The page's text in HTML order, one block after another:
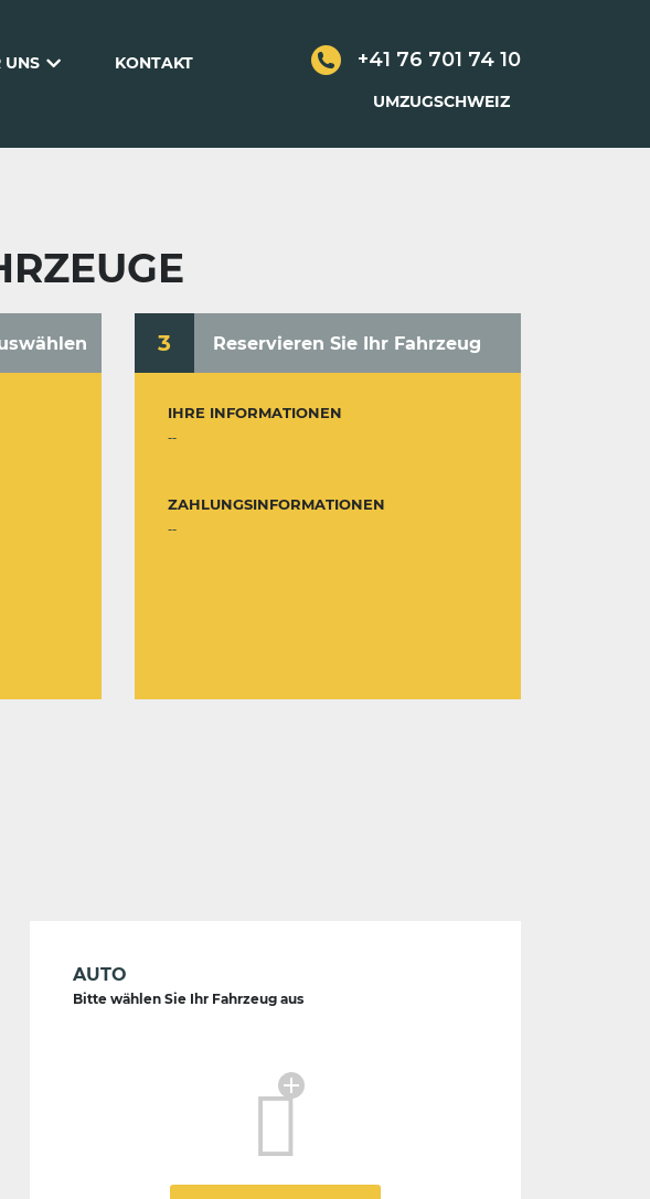
+41 76 701 74 10
UNS
KONTAKT
UMZUGSCHWEIZ
3 Reservieren Sie Ihr Fahrzeug
IHRE INFORMATIONEN
--
ZAHLUNGSINFORMATIONEN
--
AUTO
Bitte wählen Sie Ihr Fahrzeug aus